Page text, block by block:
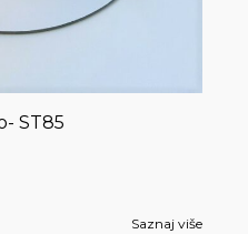
ST85
Saznaj više